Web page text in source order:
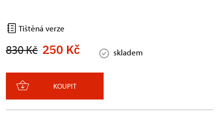
Tištěná verze
830 Kč 250 Kč skladem
KOUPIT